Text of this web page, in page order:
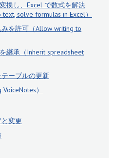
換し、Excel で数式を解決
solve formulas in Excel）
を許可（Allow writing to
継承（Inherit spreadsheet
ーブルの更新
）
変更